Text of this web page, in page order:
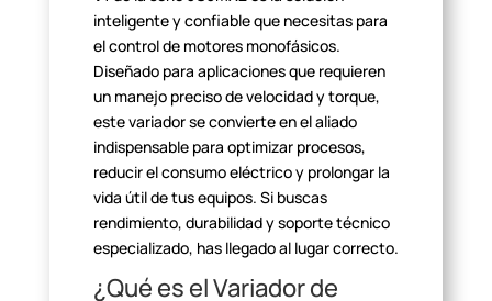
inteligente y confiable que necesitas para
elcontrol de motores monofásicos.
Diseñado para aplicaciones que requieren
unmanejo preciso de velocidad y torque,
este variador se convierte en el aliado
indispensable para optimizar procesos,
reducir el consumo eléctrico yprolongar la
vida útil de tus equipos. Si buscas
rendimiento, durabilidad ysoporte técnico
especializado, has llegado al lugar correcto.
¿Qué es el Variador de